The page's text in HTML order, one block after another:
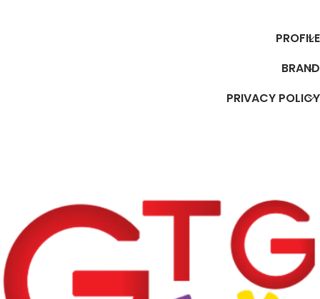
PROFILE
BRAND
PRIVACY POLICY